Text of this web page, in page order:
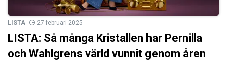
LISTA 27 februari 2025
LISTA: Så många Kristallen har Pernilla
och Wahlgrens värld vunnit genom åren